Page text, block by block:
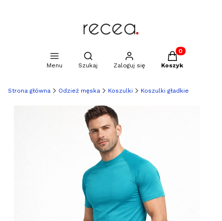
Menu
Otwórz wyszukiwarkę
Szukaj Zaloguj się
Produkty w
Koszyk
Strona główna Odzież męska Koszulki Koszulki gładkie